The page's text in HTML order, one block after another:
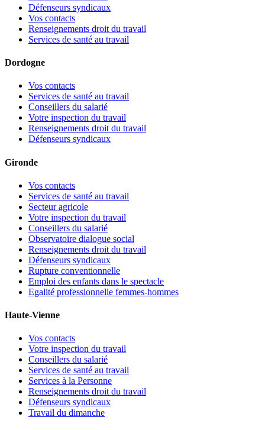
Défenseurs syndicaux
Vos contacts
Renseignements droit du travail
Services de santé au travail
Dordogne
Vos contacts
Services de santé au travail
Conseillers du salarié
Votre inspection du travail
Renseignements droit du travail
Défenseurs syndicaux
Gironde
Vos contacts
Services de santé au travail
Secteur agricole
Votre inspection du travail
Conseillers du salarié
Observatoire dialogue social
Renseignements droit du travail
Défenseurs syndicaux
Rupture conventionnelle
Emploi des enfants dans le spectacle
Egalité professionnelle femmes-hommes
Haute-Vienne
Vos contacts
Votre inspection du travail
Conseillers du salarié
Services de santé au travail
Services à la Personne
Renseignements droit du travail
Défenseurs syndicaux
Travail du dimanche